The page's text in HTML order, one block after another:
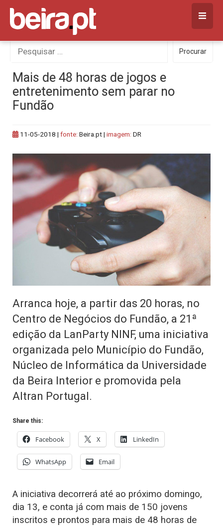
Skip
content
Procurar
por:
Procurar
Mais de 48 horas de jogos e
entretenimento sem parar no
Fundão
11-05-2018 | fonte: Beira.pt | imagem: DR
Arranca hoje, a partir das 20 horas, no
Centro de Negócios do Fundão, a 21ª
edição da LanParty NINF, uma iniciativa
organizada pelo Município do Fundão,
Núcleo de Informática da Universidade
da Beira Interior e promovida pela
Altran Portugal.
Share this:
Facebook X LinkedIn
WhatsApp Email
A iniciativa decorrerá até ao próximo domingo,
dia 13, e conta já com mais de 150 jovens
inscritos e prontos para mais de 48 horas de